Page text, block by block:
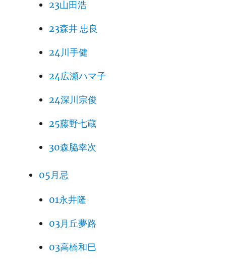
23山田浩
23森井 忠良
24川手健
24広瀬ハマ子
24深川宗俊
25藤野七蔵
30森脇幸次
05月忌
01永井隆
03月丘夢路
03高橋和巳